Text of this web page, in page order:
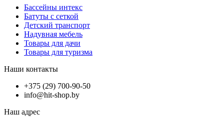
Бассейны интекс
Батуты с сеткой
Детский транспорт
Надувная мебель
Товары для дачи
Товары для туризма
Наши контакты
+375 (29) 700-90-50
info@hit-shop.by
Наш адрес